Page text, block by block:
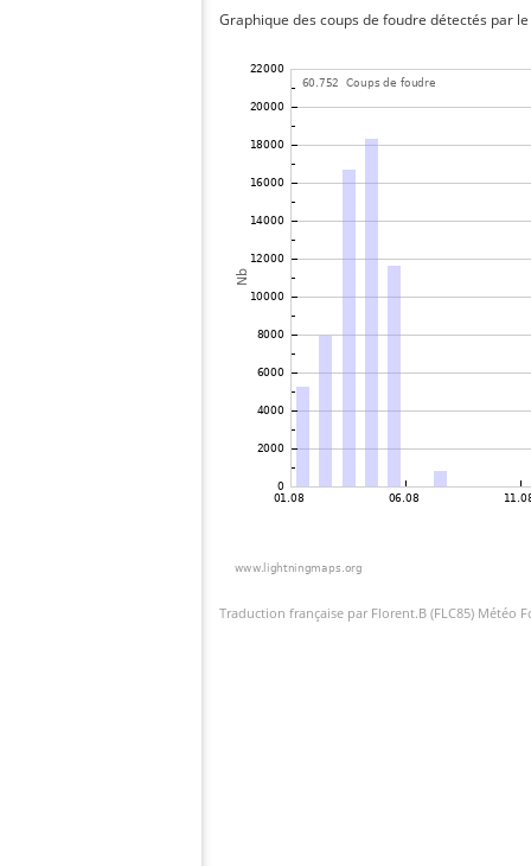
Graphique des coups de foudre détectés par
Traduction française par Florent.B (FLC85) Météo